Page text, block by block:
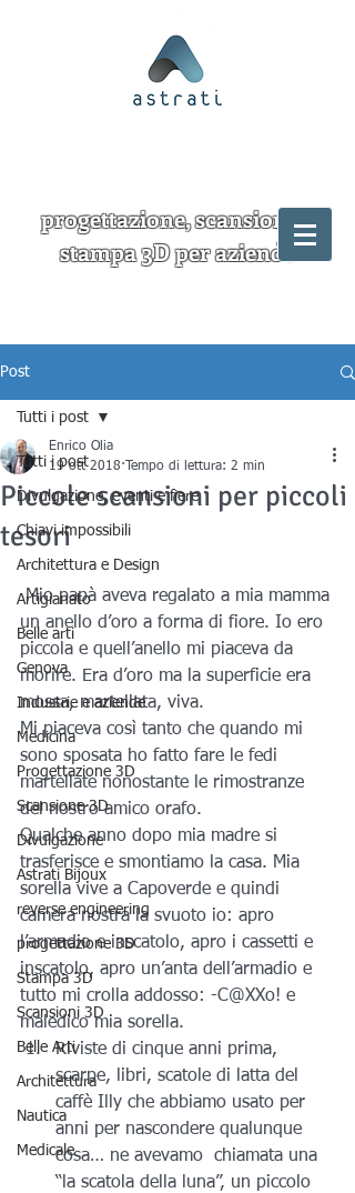
progettazione, scansione e
stampa 3D per aziende
Post
Tutti i post
Divulgazione, eventi e fiere
Chiavi impossibili
Architettura e Design
Artigianato
Belle arti
Genova
Industrie e aziende
Medicina
Progettazione 3D
Scansione 3D
Divulgazione
Astrati Bijoux
reverse engineering
progettazione 3D
Stampa 3D
Scansioni 3D
Belle Arti
Architettura
Nautica
Medicale
Tutti i post
Piccole scansioni per piccoli
tesori
Enrico Olia
19 ott 2018
Tempo di lettura: 2 min
Mio papà aveva regalato a mia mamma
un anello d’oro a forma di fiore. Io ero
piccola e quell’anello mi piaceva da
morire. Era d’oro ma la superficie era
mossa, martellata, viva.
Mi piaceva così tanto che quando mi
sono sposata ho fatto fare le fedi
martellate nonostante le rimostranze
del nostro amico orafo.
Qualche anno dopo mia madre si
trasferisce e smontiamo la casa. Mia
sorella vive a Capoverde e quindi
camera nostra la svuoto io: apro
l’armadio e inscatolo, apro i cassetti e
inscatolo, apro un’anta dell’armadio e
tutto mi crolla addosso: -C@XXo! e
maledico mia sorella.
Riviste di cinque anni prima,
scarpe, libri, scatole di latta del
caffè Illy che abbiamo usato per
anni per nascondere qualunque
cosa… ne avevamo  chiamata una
“la scatola della luna”, un piccolo